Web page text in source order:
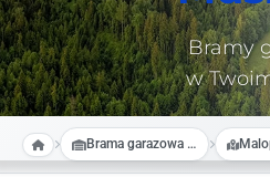
Bramy
w
Brama garazowa na wymiar